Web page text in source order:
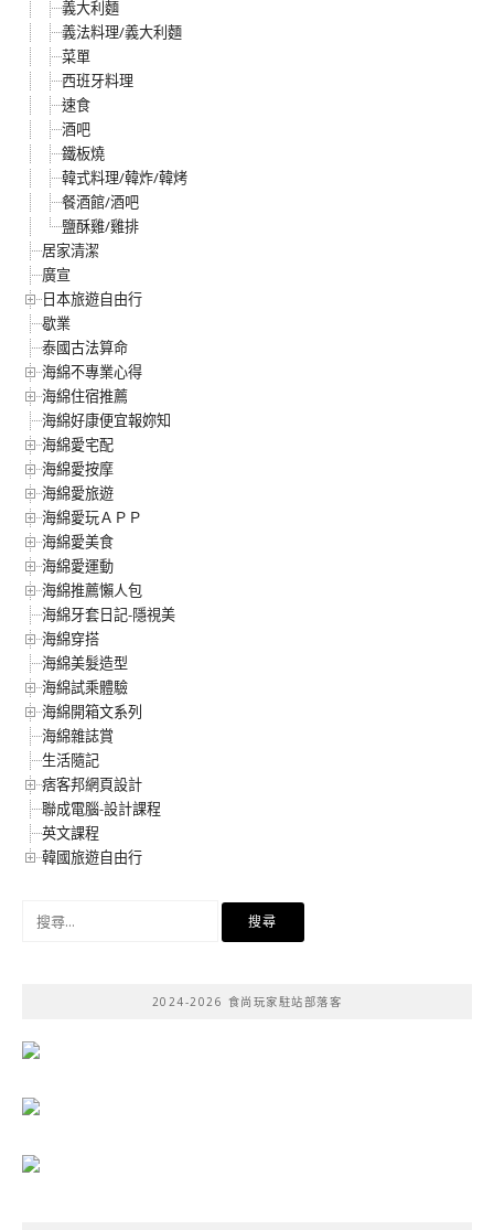
義大利麵
義法料理/義大利麵
菜單
西班牙料理
速食
酒吧
鐵板燒
韓式料理/韓炸/韓烤
餐酒館/酒吧
鹽酥雞/雞排
居家清潔
廣宣
日本旅遊自由行
歇業
泰國古法算命
海綿不專業心得
海綿住宿推薦
海綿好康便宜報妳知
海綿愛宅配
海綿愛按摩
海綿愛旅遊
海綿愛玩ＡＰＰ
海綿愛美食
海綿愛運動
海綿推薦懶人包
海綿牙套日記-隱視美
海綿穿搭
海綿美髮造型
海綿試乘體驗
海綿開箱文系列
海綿雜誌賞
生活隨記
痞客邦網頁設計
聯成電腦-設計課程
英文課程
韓國旅遊自由行
2024-2026 食尚玩家駐站部落客